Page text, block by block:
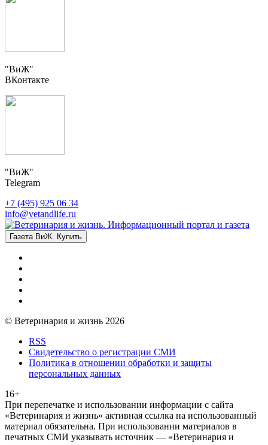
"ВиЖ"
ВКонтакте
"ВиЖ"
Telegram
+7 (495) 925 06 34
info@vetandlife.ru
Газета ВиЖ. Купить
© Ветеринария и жизнь 2026
RSS
Свидетельство о регистрации СМИ
Политика в отношении обработки и защиты
персональных данных
16+
При перепечатке и использовании информации с сайта
«Ветеринария и жизнь» активная ссылка на использованный
материал обязательна. При использовании материалов в
печатных СМИ указывать источник — «Ветеринария и